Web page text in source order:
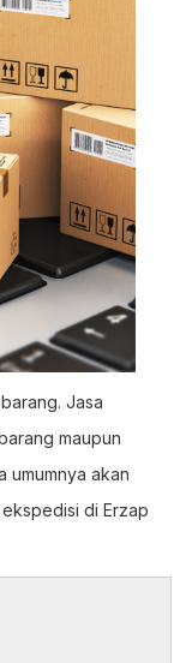
Jasa
maupun
umumnya akan
di Erzap